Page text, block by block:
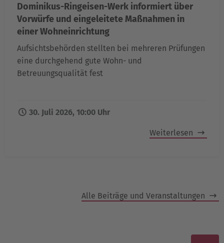
Dominikus-Ringeisen-Werk informiert über
Vorwürfe und eingeleitete Maßnahmen in
einer Wohneinrichtung
Aufsichtsbehörden stellten bei mehreren Prüfungen
eine durchgehend gute Wohn- und
Betreuungsqualität fest
30. Juli 2026, 10:00 Uhr
Weiterlesen
Alle Beiträge und Veranstaltungen